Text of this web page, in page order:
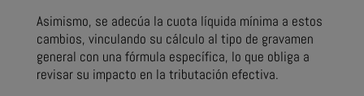
Asimismo, se adecúa la cuota líquida mínima a estos
cambios, vinculando su cálculo al tipo de gravamen
general con una fórmula específica, lo que obliga a
revisar su impacto en la tributación efectiva.